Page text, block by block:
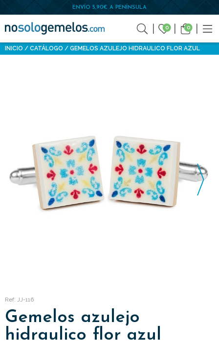
ENVÍO 5,90€ A PENÍNSULA
0 0
INICIO CATÁLOGO GEMELOS AZULEJO HIDRAULICO FLOR AZUL
Ref: JJ-116
Gemelos azulejo
hidraulico flor azul